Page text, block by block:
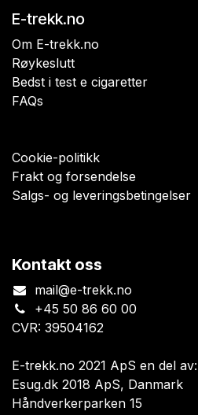
E-trekk.no
Om E-trekk.no
Røykeslutt
Bedst i test e cigaretter
FAQs
Cookie-politikk
Frakt og forsendelse
Salgs- og leveringsbetingelser
Kontakt oss
mail@e-trekk.no
+45 50 86 60 00
CVR: 39504162
E-trekk.no 2021 ApS en del av:
Esug.dk 2018 ApS, Danmark
Håndverkerparken 15